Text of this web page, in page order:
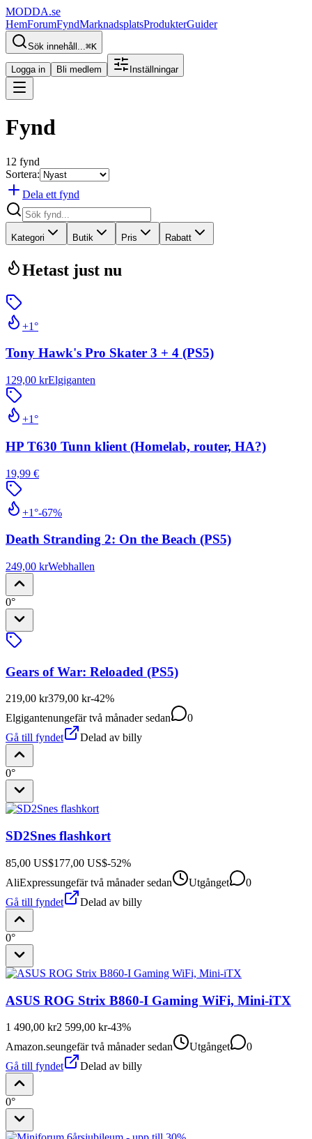
MODDA.se
HemForumFyndMarknadsplatsProdukterGuider
Sök innehåll...⌘K
Logga in Bli medlem Inställningar
Fynd
12 fynd
Sortera:
Dela ett fynd
Kategori Butik Pris Rabatt
Hetast just nu
+1°
Tony Hawk's Pro Skater 3 + 4 (PS5)
129,00 krElgiganten
+1°
HP T630 Tunn klient (Homelab, router, HA?)
19,99 €
+1°-67%
Death Stranding 2: On the Beach (PS5)
249,00 krWebhallen
0°
Gears of War: Reloaded (PS5)
219,00 kr379,00 kr-42%
Elgigantenungefär två månader sedan
0
Gå till fyndet
Delad av billy
0°
SD2Snes flashkort
85,00 US$177,00 US$-52%
AliExpressungefär två månader sedan Utgånget
0
Gå till fyndet
Delad av billy
0°
ASUS ROG Strix B860-I Gaming WiFi, Mini-iTX
1 490,00 kr2 599,00 kr-43%
Amazon.seungefär två månader sedan Utgånget
0
Gå till fyndet
Delad av billy
0°